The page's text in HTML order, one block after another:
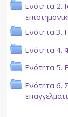
Ενότητα 2.
Ενότητα 3.
Ενότητα 4.
Ενότητα 5.
Ενότητα 6.